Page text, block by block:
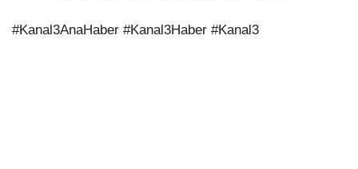
#Kanal3AnaHaber #Kanal3Haber #Kanal3